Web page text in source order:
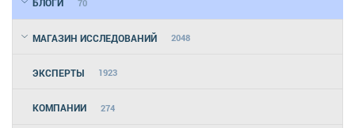
БЛОГИ 70
МАГАЗИН ИССЛЕДОВАНИЙ 2048
ЭКСПЕРТЫ 1923
КОМПАНИИ 274